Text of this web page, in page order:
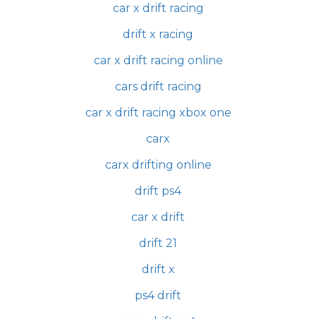
car x drift racing
drift x racing
car x drift racing online
cars drift racing
car x drift racing xbox one
carx
carx drifting online
drift ps4
car x drift
drift 21
drift x
ps4 drift